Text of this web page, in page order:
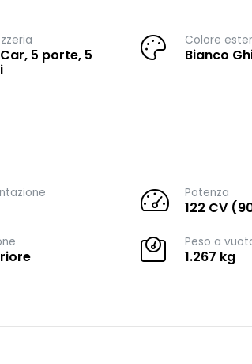
5 porte, 5
Colore
Bianco
Potenza
122 CV
Peso a
1.267 kg